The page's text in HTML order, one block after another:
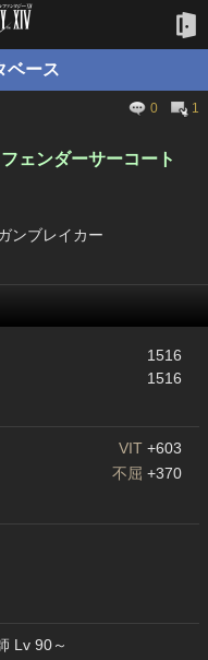
ベース
0
1
ェンダーサーコート
ンブレイカー
1516
1516
VIT +603
不屈 +370
Lv 90～